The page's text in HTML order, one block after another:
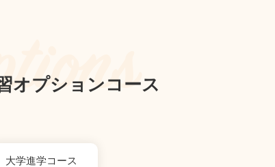
オプションコース
大学進学コース